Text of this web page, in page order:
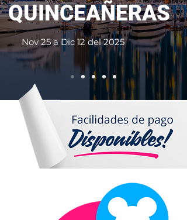
QUINCEAÑERAS
Nov 25 a Dic 12 del 2025